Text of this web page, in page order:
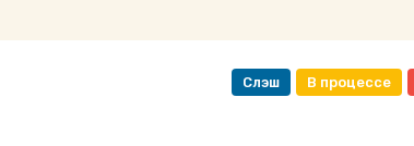
Слэш В процессе